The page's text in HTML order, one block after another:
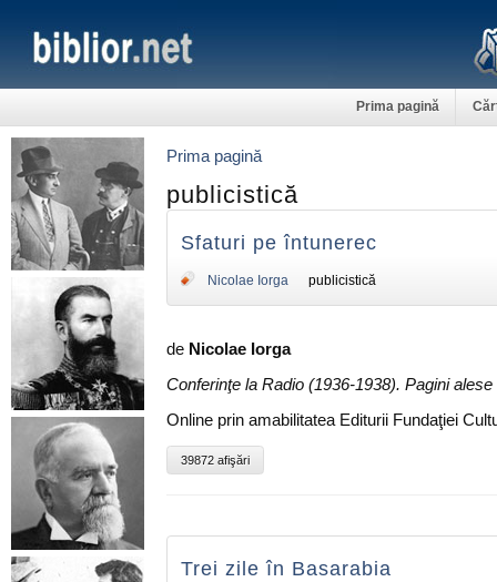
Prima pagină
Prima pagină
publicistică
Sfaturi pe întunerec
Nicolae Iorga publicistică
de Nicolae Iorga
Conferinţe la Radio (1936-1938). Pagini
Online prin amabilitatea Editurii Fundaţiei
39872 afişări
Trei zile în Basarabia